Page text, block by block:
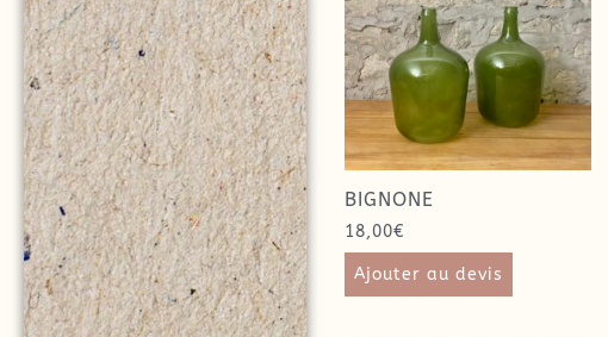
BIGNONE
18,00€
Ajouter au devis